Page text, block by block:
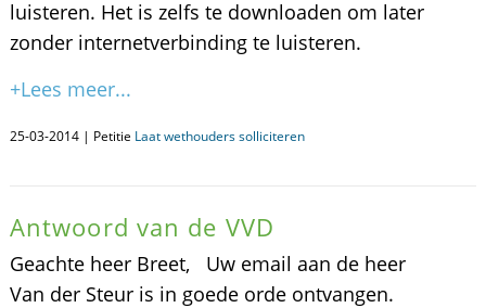
luisteren. Het is zelfs te downloaden om later
zonder internetverbinding te luisteren.
+Lees meer...
25-03-2014 | Petitie Laat wethouders solliciteren
Antwoord van de VVD
Geachte heer Breet, Uw email aan de heer
Van der Steur is in goede orde ontvangen.